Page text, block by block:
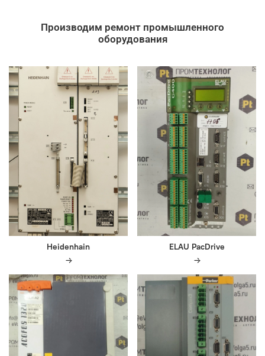
Производим ремонт промышленного
оборудования
Heidenhain ELAU PacDrive